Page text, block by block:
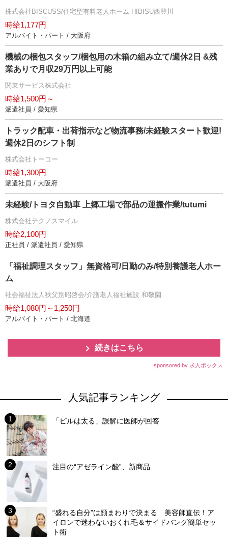
株式会社BISCUSS/住宅型有料老人ホーム HIBISU西豊川
時給1,177円
アルバイト・パート / 大阪府
機械の梱包スタッフ/梱包用の木箱の組み立て/週休2日 &残
業ありで月収29万円以上可能
関東サービス株式会社
時給1,500円～
派遣社員 / 愛知県
トラック配車・出荷指示など物流事務/未経験スタート歓迎!
週休2日のシフト制
株式会社トーコー
時給1,300円
派遣社員 / 大阪府
未経験/トヨタ自動車 上郷工場で部品の運搬作業/tutumi
株式会社テクノスマイル
時給2,100円
正社員 / 派遣社員 / 愛知県
「福祉調理スタッフ」無資格可/日勤のみ/特別養護老人ホー
ム
社会福祉法人秩父別昭啓会/介護老人福祉施設 和敬園
時給1,080円～1,250円
アルバイト・パート / 北海道
続きはこちら
sponsored by 求人ボックス
人気記事ランキング
「ピルは太る」誤解に医師が回答
注目の“アゼライン酸”、新商品
“盛れる自分”は顔まわりで決まる 美容師直伝！ア
イロンで迷わないおくれ毛＆サイドバング簡単セッ
ト術